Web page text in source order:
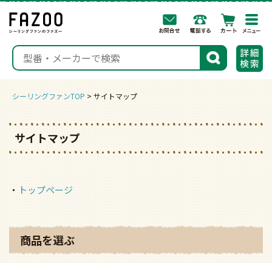
検索
シーリングファンTOP サイトマップ
サイトマップ
・ トップページ
商品を選ぶ